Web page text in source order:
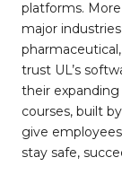
platforms.
major
trust UL’s
their
courses, built
give
stay safe,